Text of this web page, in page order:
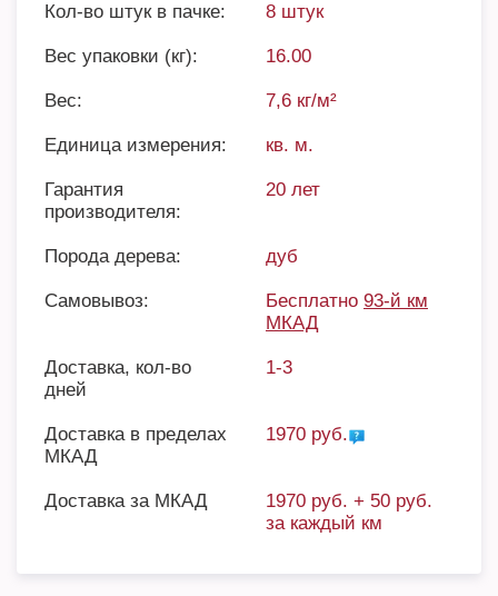
Кол-во штук в пачке: 8 штук
Вес упаковки (кг): 16.00
Вес: 7,6 кг/м²
Единица измерения: кв. м.
Гарантия
производителя:
20 лет
Порода дерева: дуб
Самовывоз: Бесплатно 93-й км
МКАД
Доставка, кол-во
дней
1-3
Доставка в пределах
МКАД
1970 руб.
Доставка за МКАД
1970 руб. + 50 руб.
за каждый км